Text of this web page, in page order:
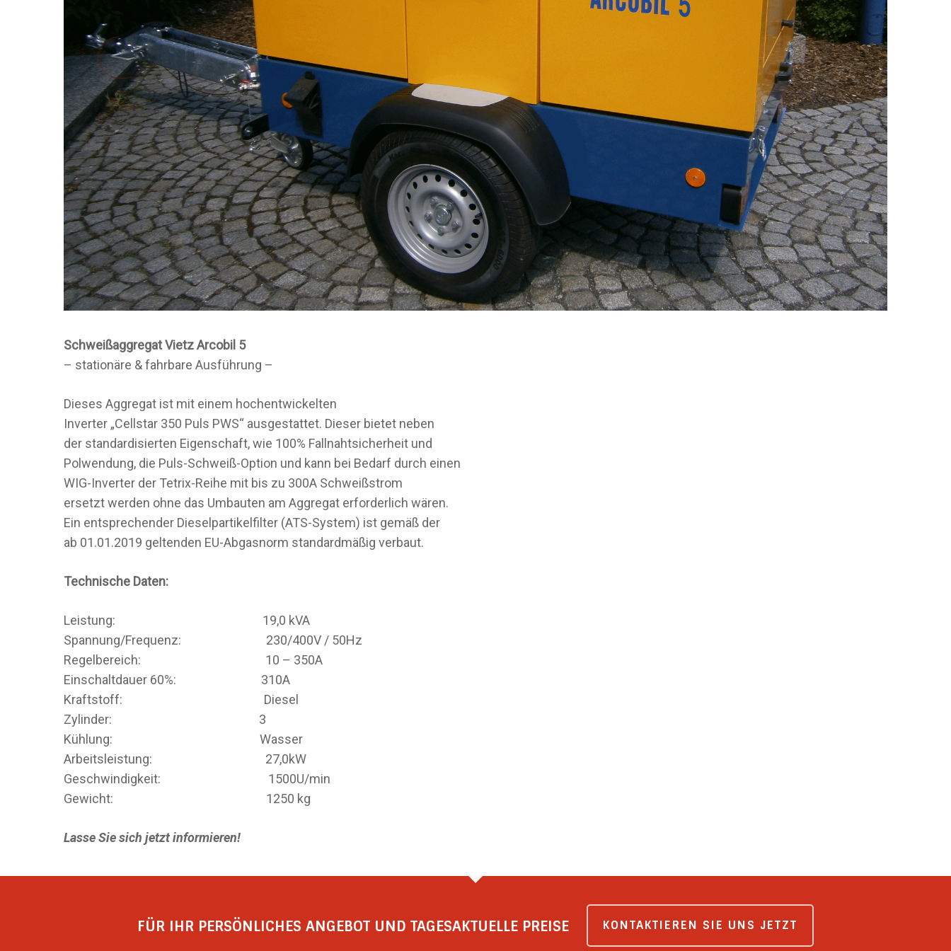
Schweißaggregat Vietz Arcobil 5
– stationäre & fahrbare Ausführung –
Dieses Aggregat ist mit einem hochentwickelten
Inverter „Cellstar 350 Puls PWS“ ausgestattet. Dieser bietet neben
der standardisierten Eigenschaft, wie 100% Fallnahtsicherheit und
Polwendung, die Puls-Schweiß-Option und kann bei Bedarf durch einen
WIG-Inverter der Tetrix-Reihe mit bis zu 300A Schweißstrom
ersetzt werden ohne das Umbauten am Aggregat erforderlich wären.
Ein entsprechender Dieselpartikelfilter (ATS-System) ist gemäß der
ab 01.01.2019 geltenden EU-Abgasnorm standardmäßig verbaut.
Technische Daten:
Leistung: 19,0 kVA
Spannung/Frequenz: 230/400V / 50Hz
Regelbereich: 10 – 350A
Einschaltdauer 60%: 310A
Kraftstoff: Diesel
Zylinder: 3
Kühlung: Wasser
Arbeitsleistung: 27,0kW
Geschwindigkeit: 1500U/min
Gewicht: 1250 kg
Lasse Sie sich jetzt informieren!
FÜR IHR PERSÖNLICHES ANGEBOT UND TAGESAKTUELLE PREISE KONTAKTIEREN SIE UNS JETZT